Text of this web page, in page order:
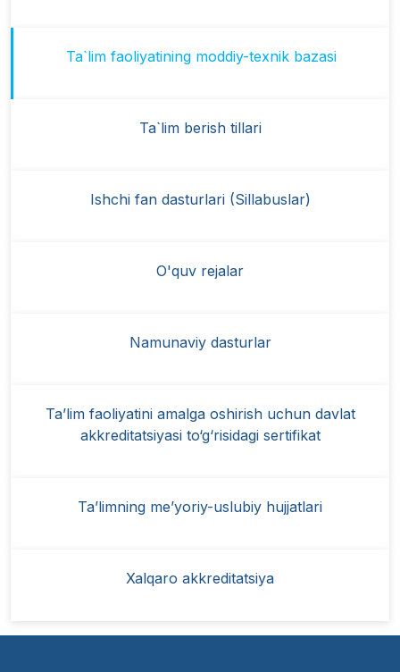
Ta`lim faoliyatining moddiy-texnik bazasi
Ta`lim berish tillari
Ishchi fan dasturlari (Sillabuslar)
O'quv rejalar
Namunaviy dasturlar
Ta’lim faoliyatini amalga oshirish uchun davlat
akkreditatsiyasi to‘g‘risidagi sertifikat
Ta’limning me’yoriy-uslubiy hujjatlari
Xalqaro akkreditatsiya